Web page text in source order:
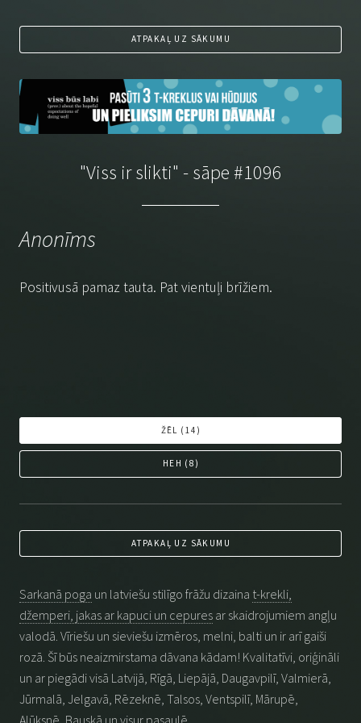
ATPAKAĻ UZ SĀKUMU
"Viss ir slikti" - sāpe #1096
Anonīms
Positivusā pamaz tauta. Pat vientuļi brīžiem.
ŽĒL ( 14 )
HEH ( 8 )
ATPAKAĻ UZ SĀKUMU
Sarkanā poga un latviešu stilīgo frāžu dizaina t-krekli,
džemperi, jakas ar kapuci un cepures ar skaidrojumiem angļu
valodā. Vīriešu un sieviešu izmēros, melni, balti un ir arī gaiši
rozā. Šī būs neaizmirstama dāvana kādam! Kvalitatīvi, oriģināli
un ar piegādi visā Latvijā, Rīgā, Liepājā, Daugavpilī, Valmierā,
Jūrmalā, Jelgavā, Rēzeknē, Talsos, Ventspilī, Mārupē,
Alūksnē, Bauskā un visur pasaulē.